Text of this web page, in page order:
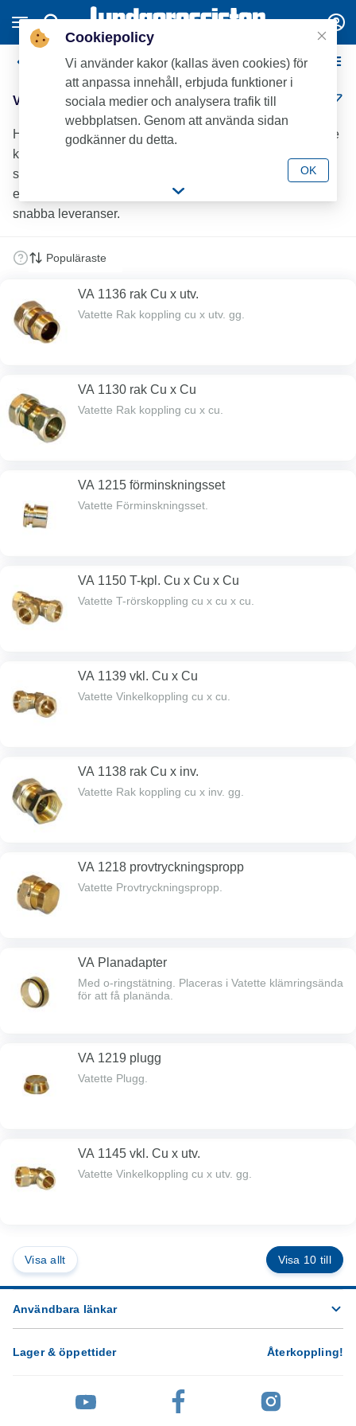
Vatette Klämringskopplingar - Mässing
Vatette Klämringskopplingar - Mässing (31)
Hos Lundagrossisten hittar du ett brett sortiment av Vatette
klämringskopplingar.Som VVS-branschens mest
serviceinriktade grossist hjälper vi installatörer att arbeta
effektivt med fullsortimentslager, hög tillgänglighet och
snabba leveranser.
VA 1136 rak Cu x utv.
Vatette Rak koppling cu x utv. gg.
VA 1130 rak Cu x Cu
Vatette Rak koppling cu x cu.
VA 1215 förminskningsset
Vatette Förminskningsset.
VA 1150 T-kpl. Cu x Cu x Cu
Vatette T-rörskoppling cu x cu x cu.
VA 1139 vkl. Cu x Cu
Vatette Vinkelkoppling cu x cu.
VA 1138 rak Cu x inv.
Vatette Rak koppling cu x inv. gg.
VA 1218 provtryckningspropp
Vatette Provtryckningspropp.
VA Planadapter
Med o-ringstätning. Placeras i Vatette klämringsända
för att få planända.
VA 1219 plugg
Vatette Plugg.
VA 1145 vkl. Cu x utv.
Vatette Vinkelkoppling cu x utv. gg.
Visa allt Visa 10 till
Användbara länkar
Lager & öppettider Återkoppling!
Cookiepolicy
Vi använder kakor (kallas även cookies) för
att anpassa innehåll, erbjuda funktioner i
sociala medier och analysera trafik till
webbplatsen. Genom att använda sidan
godkänner du detta.
OK